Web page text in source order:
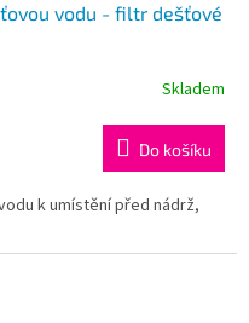
vodu - filtr dešťové
Skladem
Do košíku
k umístění před nádrž,